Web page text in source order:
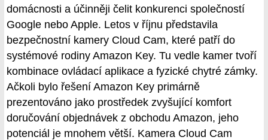
domácnosti a účinněji čelit konkurenci společností
Google nebo Apple. Letos v říjnu představila
bezpečnostní kamery Cloud Cam, které patří do
systémové rodiny Amazon Key. Tu vedle kamer tvoří
kombinace ovládací aplikace a fyzické chytré zámky.
Ačkoli bylo řešení Amazon Key primárně
prezentováno jako prostředek zvyšující komfort
doručování objednávek z obchodu Amazon, jeho
potenciál je mnohem větší. Kamera Cloud Cam